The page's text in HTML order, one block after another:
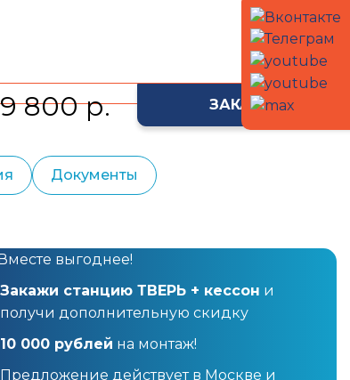
800 р. ЗАКАЗАТЬ
Документы
Закажи станцию ТВЕРЬ + кессон и
получи дополнительную скидку
10 000 рублей на монтаж!
Предложение действует в Москве и